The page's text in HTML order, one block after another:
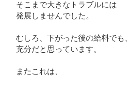
そこまで大きなトラブルには
発展しませんでした。
むしろ、下がった後の給料でも、
充分だと思っています。
またこれは、